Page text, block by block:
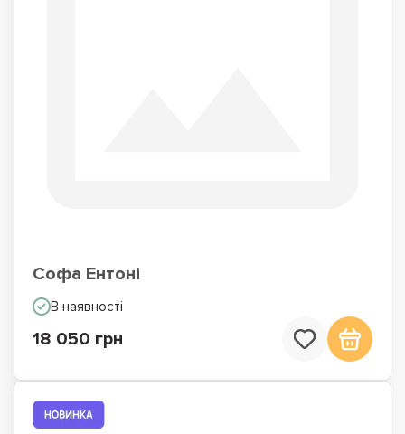
Софа Ентоні
В наявності
18 050 грн